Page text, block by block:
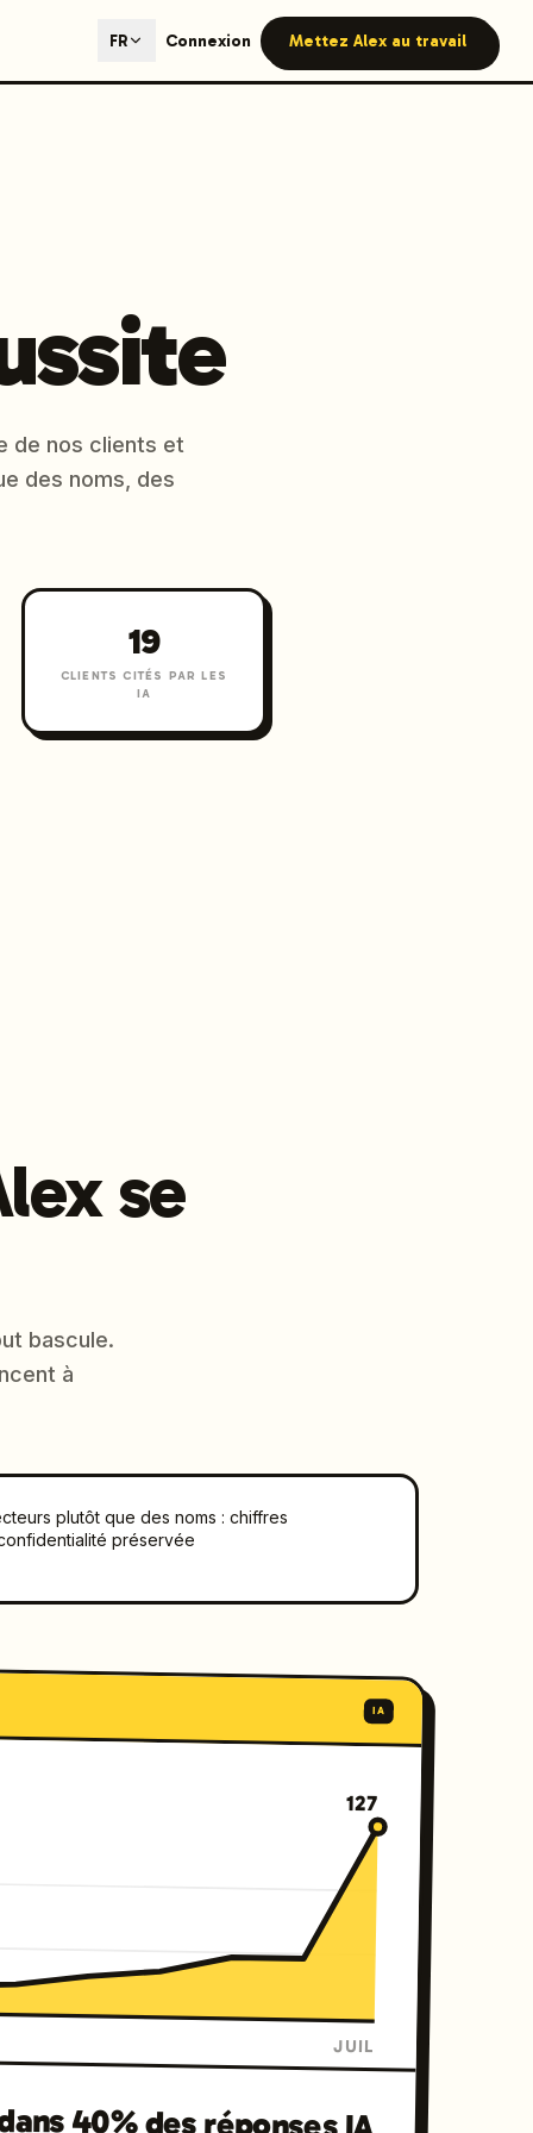
content generation with GEO optimization built-in.
on Instagram
FR Connexion Mettez Alex au travail
de nos clients et
des noms, des
19
CLIENTS CITÉS PAR LES
IA
se
bascule.
à
plutôt que des noms : chiffres
préservée
IA
127
JUIL
40% des réponses IA